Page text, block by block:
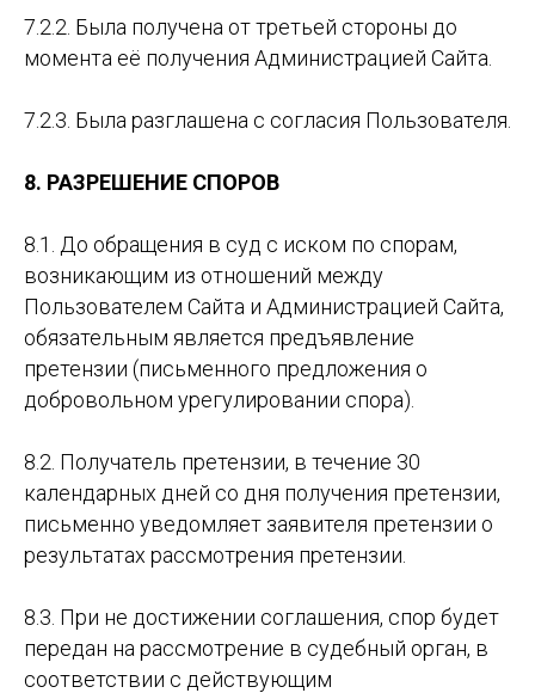
7.2.2. Была получена от третьей стороны до
момента её получения Администрацией Сайта.
7.2.3. Была разглашена с согласия Пользователя.
8. РАЗРЕШЕНИЕ СПОРОВ
8.1. До обращения в суд с иском по спорам,
возникающим из отношений между
Пользователем Сайта и Администрацией Сайта,
обязательным является предъявление
претензии (письменного предложения о
добровольном урегулировании спора).
8.2. Получатель претензии, в течение 30
календарных дней со дня получения претензии,
письменно уведомляет заявителя претензии о
результатах рассмотрения претензии.
8.3. При не достижении соглашения, спор будет
передан на рассмотрение в судебный орган, в
соответствии с действующим